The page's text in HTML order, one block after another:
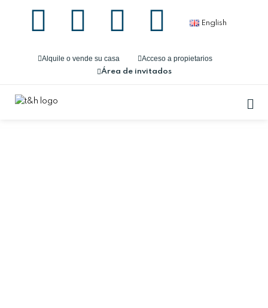
English
Alquile o vende su casa Acceso a propietarios
Área de invitados